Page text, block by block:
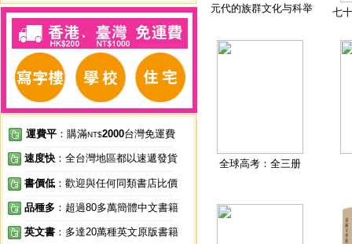
運費平 ：購滿NT$2000台灣免運費
速度快 ：全台灣地區都以速遞發貨
書價低 ：歡迎與任何同類書店比價
品種多 ：超過80多萬簡體中文書籍
英文書 ：多達20萬種英文原版書籍
元代的族群文化与科举 七
全球高考：全三册